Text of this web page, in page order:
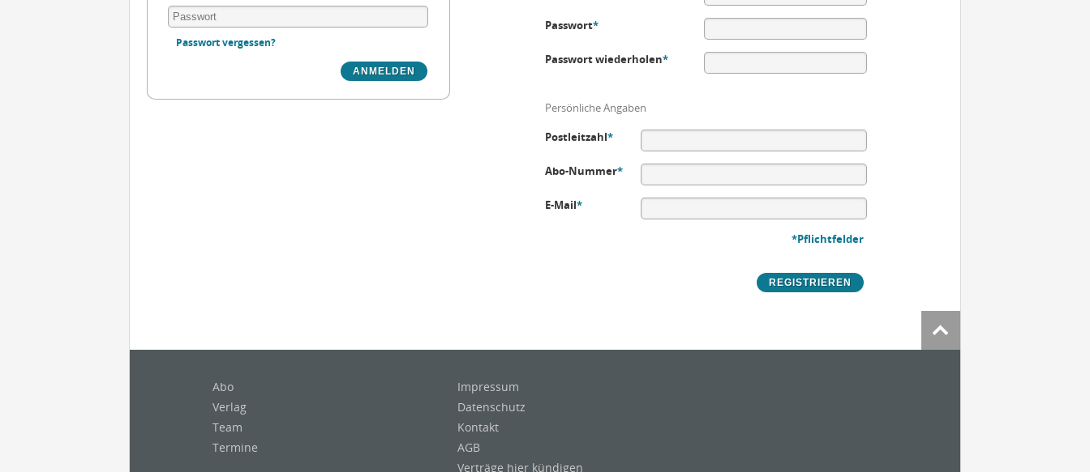
Passwort vergessen?
Passwort*
Passwort wiederholen*
Persönliche Angaben
Postleitzahl*
Abo-Nummer*
E-Mail*
*Pflichtfelder
Abo
Verlag
Team
Termine
Impressum
Datenschutz
Kontakt
AGB
Verträge hier kündigen